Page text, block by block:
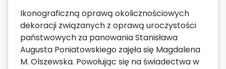
Ikonograficzną oprawą okolicznościowych
dekoracji związanych z oprawą uroczystości
państwowych za panowania Stanisława
Augusta Poniatowskiego zajęła się Magdalena
M. Olszewska. Powołując się na świadectwa w